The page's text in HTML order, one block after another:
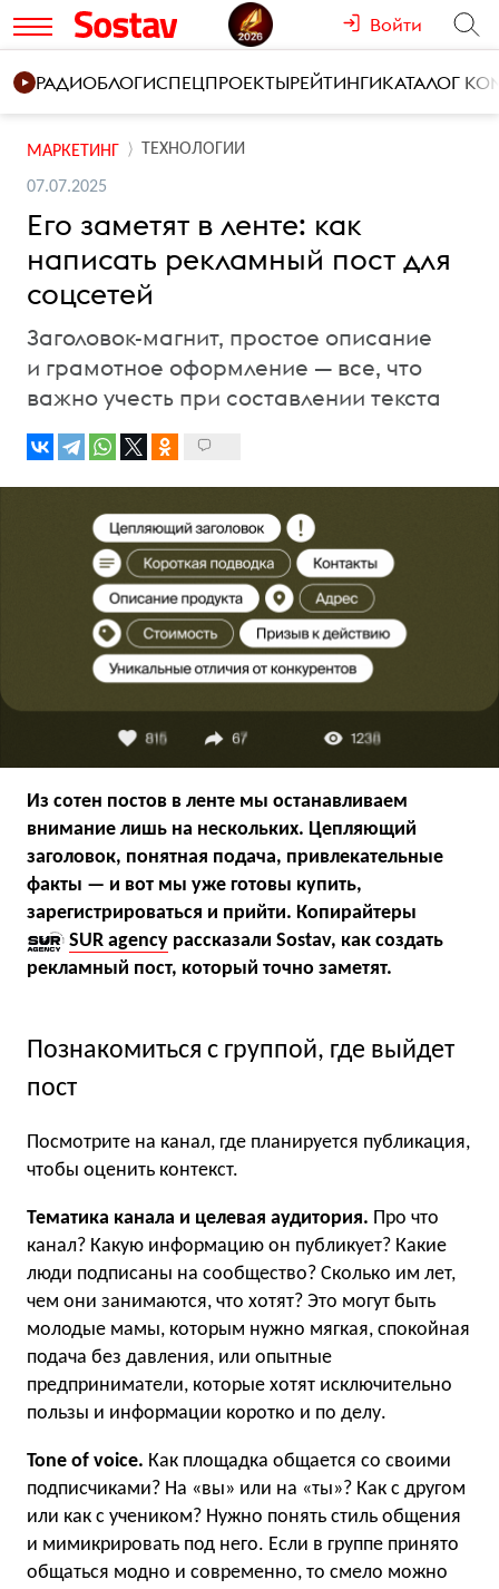
Войти
РАДИОБЛОГИСПЕЦПРОЕКТЫРЕЙТИНГИКАТАЛОГ
МАРКЕТИНГ ТЕХНОЛОГИИ
07.07.2025
Его заметят в ленте: как
написать рекламный пост для
соцсетей
Заголовок-магнит, простое описание
и грамотное оформление — все, что
важно учесть при составлении текста
Из сотен постов в ленте мы останавливаем
внимание лишь на нескольких. Цепляющий
заголовок, понятная подача, привлекательные
факты — и вот мы уже готовы купить,
зарегистрироваться и прийти. Копирайтеры
SUR agency рассказали Sostav, как создать
рекламный пост, который точно заметят.
Познакомиться с группой, где выйдет
пост
Посмотрите на канал, где планируется публикация,
чтобы оценить контекст.
Тематика канала и целевая аудитория. Про что
канал? Какую информацию он публикует? Какие
люди подписаны на сообщество? Сколько им лет,
чем они занимаются, что хотят? Это могут быть
молодые мамы, которым нужно мягкая, спокойная
подача без давления, или опытные
предприниматели, которые хотят исключительно
пользы и информации коротко и по делу.
Tone of voice. Как площадка общается со своими
подписчиками? На «вы» или на «ты»? Как с другом
или как с учеником? Нужно понять стиль общения
и мимикрировать под него. Если в группе принято
общаться модно и современно, то смело можно